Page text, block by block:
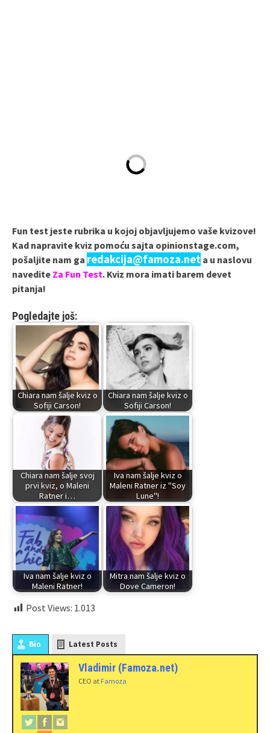
Fun test jeste rubrika u kojoj objavljujemo vaše kvizove!
Kad napravite kviz pomoću sajta opinionstage.com,
pošaljite nam ga redakcija@famoza.net a u naslovu
navedite Za Fun Test. Kviz mora imati barem devet
pitanja!
Pogledajte još:
Chiara nam šalje kviz o
Sofiji Carson!
Chiara nam šalje kviz o
Sofiji Carson!
Chiara nam šalje svoj
prvi kviz, o Maleni
Ratner i…
Iva nam šalje kviz o
Maleni Ratner iz "Soy
Lune"!
Iva nam šalje kviz o
Maleni Ratner!
Mitra nam šalje kviz o
Dove Cameron!
Post Views: 1.013
Bio Latest Posts
Vladimir (Famoza.net)
CEO at Famoza